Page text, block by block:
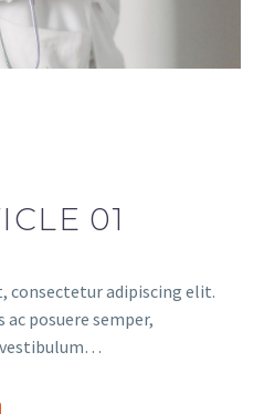
01
consectetur adipiscing elit.
posuere semper,